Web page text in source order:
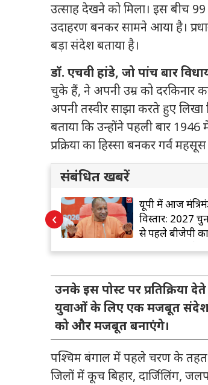
उत्साह देखने को मिला। इस बीच 99
उदाहरण बनकर सामने आया है।
बड़ा संदेश बताया है।
डॉ. एचवी हांडे, जो पांच बार
चुके हैं, ने अपनी उम्र को दरकिनार
अपनी तस्वीर साझा करते हुए लिखा
बताया कि उन्होंने पहली बार
प्रक्रिया का हिस्सा बनकर गर्व
संबंधित खबरें
यूपी में आज
विस्तार: 2027
से पहले बीजेपी का
बड़ा दांव, नए
जगह
‹
उनके इस पोस्ट पर प्रतिक्रिया
युवाओं के लिए एक मजबूत संदेश
को और मजबूत बनाएंगे।
पश्चिम बंगाल में पहले चरण के
जिलों में कूच बिहार, दार्जिलिंग,